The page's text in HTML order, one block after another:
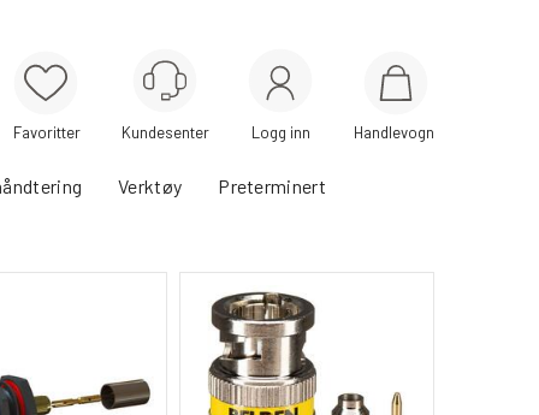
Logg inn Handlevogn
Verktøy Preterminert